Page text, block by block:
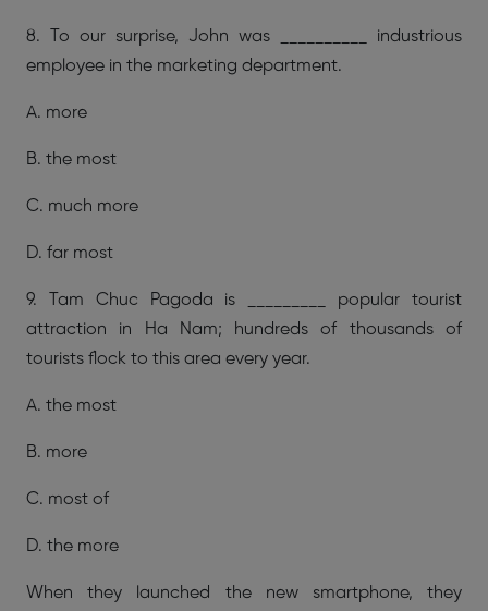
8. To our surprise, John was __________ industrious
employee in the marketing department.
A. more
B. the most
C. much more
D. far most
9. Tam Chuc Pagoda is _________ popular tourist
attraction in Ha Nam; hundredsof thousands of
tourists flock to this area every year.
A. the most
B. more
C. most of
D. the more
When they launched the new smartphone, they